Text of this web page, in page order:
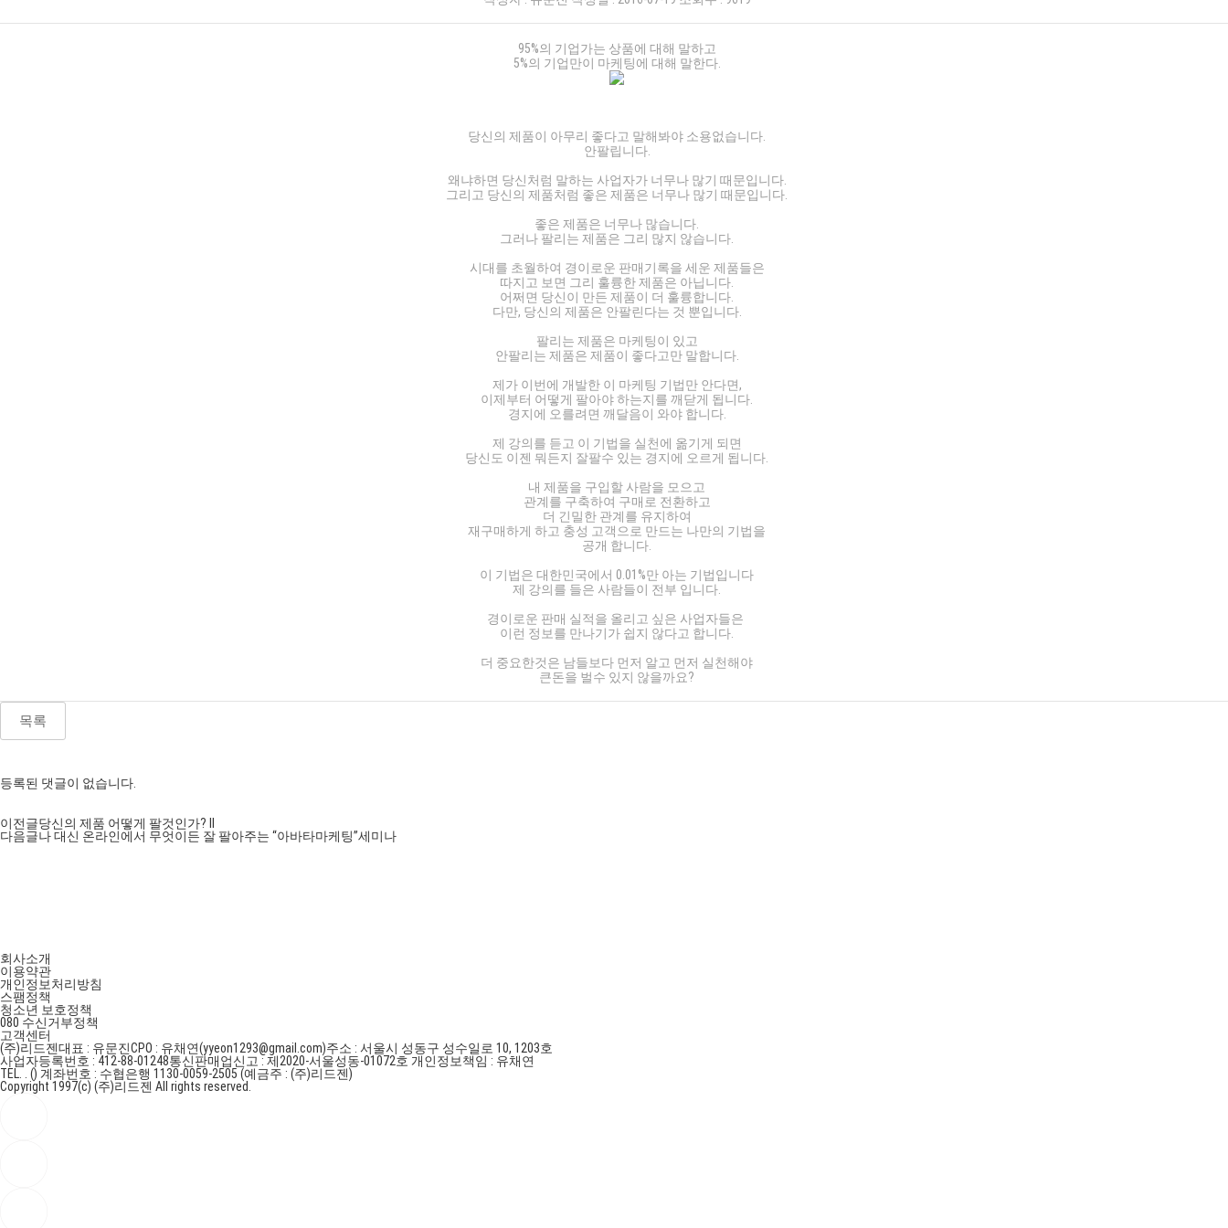
95%의 기업가는 상품에 대해 말하고
5%의 기업만이 마케팅에 대해 말한다.
당신의 제품이 아무리 좋다고 말해봐야 소용없습니다.
안팔립니다.
왜냐하면 당신처럼 말하는 사업자가 너무나 많기 때문입니다.
그리고 당신의 제품처럼 좋은 제품은 너무나 많기 때문입니다.
좋은 제품은 너무나 많습니다.
그러나 팔리는 제품은 그리 많지 않습니다.
시대를 초월하여 경이로운 판매기록을 세운 제품들은
따지고 보면 그리 훌륭한 제품은 아닙니다.
어쩌면 당신이 만든 제품이 더 훌륭합니다.
다만, 당신의 제품은 안팔린다는 것 뿐입니다.
팔리는 제품은 마케팅이 있고
안팔리는 제품은 제품이 좋다고만 말합니다.
제가 이번에 개발한 이 마케팅 기법만 안다면,
이제부터 어떻게 팔아야 하는지를 깨닫게 됩니다.
경지에 오를려면 깨달음이 와야 합니다.
제 강의를 듣고 이 기법을 실천에 옮기게 되면
당신도 이젠 뭐든지 잘팔수 있는 경지에 오르게 됩니다.
내 제품을 구입할 사람을 모으고
관계를 구축하여 구매로 전환하고
더 긴밀한 관계를 유지하여
재구매하게 하고 충성 고객으로 만드는 나만의 기법을
공개 합니다.
이 기법은 대한민국에서 0.01%만 아는 기법입니다
제 강의를 들은 사람들이 전부 입니다.
경이로운 판매 실적을 올리고 싶은 사업자들은
이런 정보를 만나기가 쉽지 않다고 합니다.
더 중요한것은 남들보다 먼저 알고 먼저 실천해야
큰돈을 벌수 있지 않을까요?
목록
등록된 댓글이 없습니다.
이전글당신의 제품 어떻게 팔것인가? II
다음글나 대신 온라인에서 무엇이든 잘 팔아주는 “아바타마케팅”세미나
회사소개
이용약관
개인정보처리방침
스팸정책
청소년 보호정책
080 수신거부정책
고객센터
(주)리드젠대표 : 유문진CPO : 유채연(yyeon1293@gmail.com)주소 : 서울시 성동구 성수일로 10, 1203호
사업자등록번호 : 412-88-01248통신판매업신고 : 제2020-서울성동-01072호 개인정보책임 : 유채연
TEL. . () 계좌번호 : 수협은행 1130-0059-2505 (예금주 : (주)리드젠)
Copyright 1997(c) (주)리드젠 All rights reserved.